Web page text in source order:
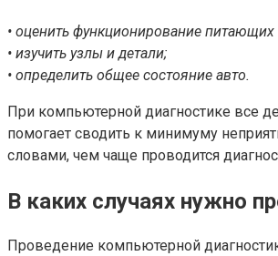
• оценить функционирование питающих
• изучить узлы и детали;
• определить общее состояние авто.
При компьютерной диагностике все
помогает сводить к минимуму
словами, чем чаще проводится
В каких случаях нужно
Проведение компьютерной